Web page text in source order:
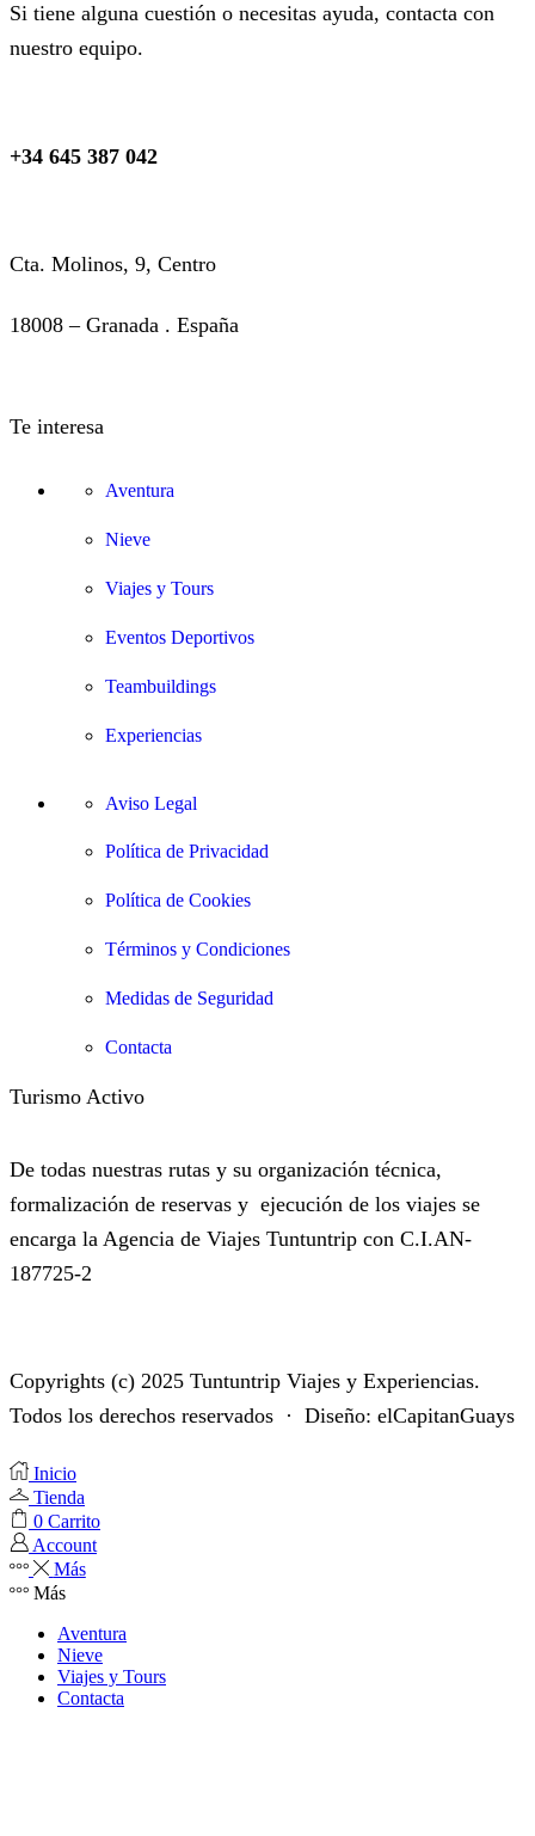
Si tiene alguna cuestión o necesitas ayuda, contacta con
nuestro equipo.
+34 645 387 042
Cta. Molinos, 9, Centro
18008 – Granada . España
Te interesa
Aventura
Nieve
Viajes y Tours
Eventos Deportivos
Teambuildings
Experiencias
Aviso Legal
Política de Privacidad
Política de Cookies
Términos y Condiciones
Medidas de Seguridad
Contacta
Turismo Activo
De todas nuestras rutas y su organización técnica,
formalización de reservas y ejecución de los viajes se
encarga la Agencia de Viajes Tuntuntrip con C.I.AN-
187725-2
Copyrights (c) 2025 Tuntuntrip Viajes y Experiencias.
Todos los derechos reservados · Diseño: elCapitanGuays
Inicio
Tienda
0 Carrito
Account
Más
Más
Aventura
Nieve
Viajes y Tours
Contacta